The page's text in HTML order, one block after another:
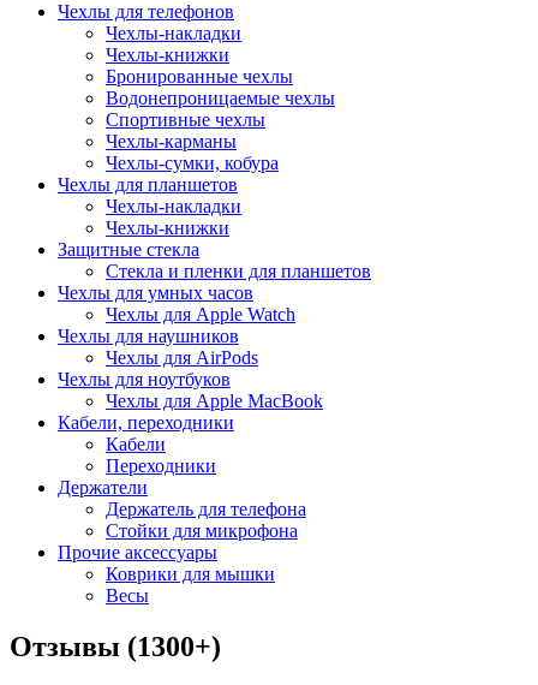
Чехлы для телефонов
Чехлы-накладки
Чехлы-книжки
Бронированные чехлы
Водонепроницаемые чехлы
Спортивные чехлы
Чехлы-карманы
Чехлы-сумки, кобура
Чехлы для планшетов
Чехлы-накладки
Чехлы-книжки
Защитные стекла
Стекла и пленки для планшетов
Чехлы для умных часов
Чехлы для Apple Watch
Чехлы для наушников
Чехлы для AirPods
Чехлы для ноутбуков
Чехлы для Apple MacBook
Кабели, переходники
Кабели
Переходники
Держатели
Держатель для телефона
Стойки для микрофона
Прочие аксессуары
Коврики для мышки
Весы
Отзывы (1300+)